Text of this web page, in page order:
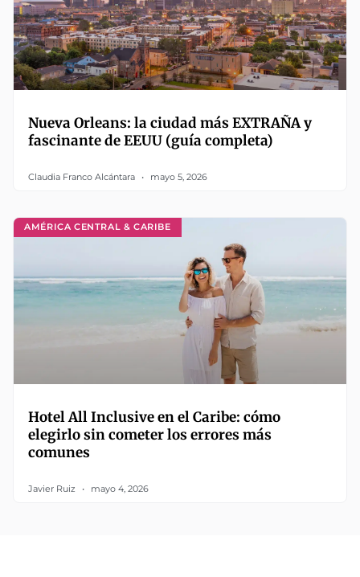
Nueva Orleans: la ciudad más EXTRAÑA y
fascinante de EEUU (guía completa)
Claudia Franco Alcántara mayo 5, 2026
AMÉRICA CENTRAL & CARIBE
Hotel All Inclusive en el Caribe: cómo
elegirlo sin cometer los errores más
comunes
Javier Ruiz mayo 4, 2026